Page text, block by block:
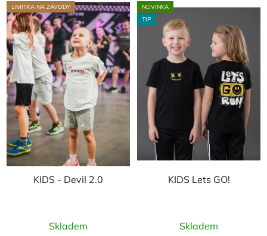
LIMITKA NA ZÁVODY
KIDS - Devil 2.0
Skladem
NOVINKA
TIP
KIDS Lets GO!
Skladem